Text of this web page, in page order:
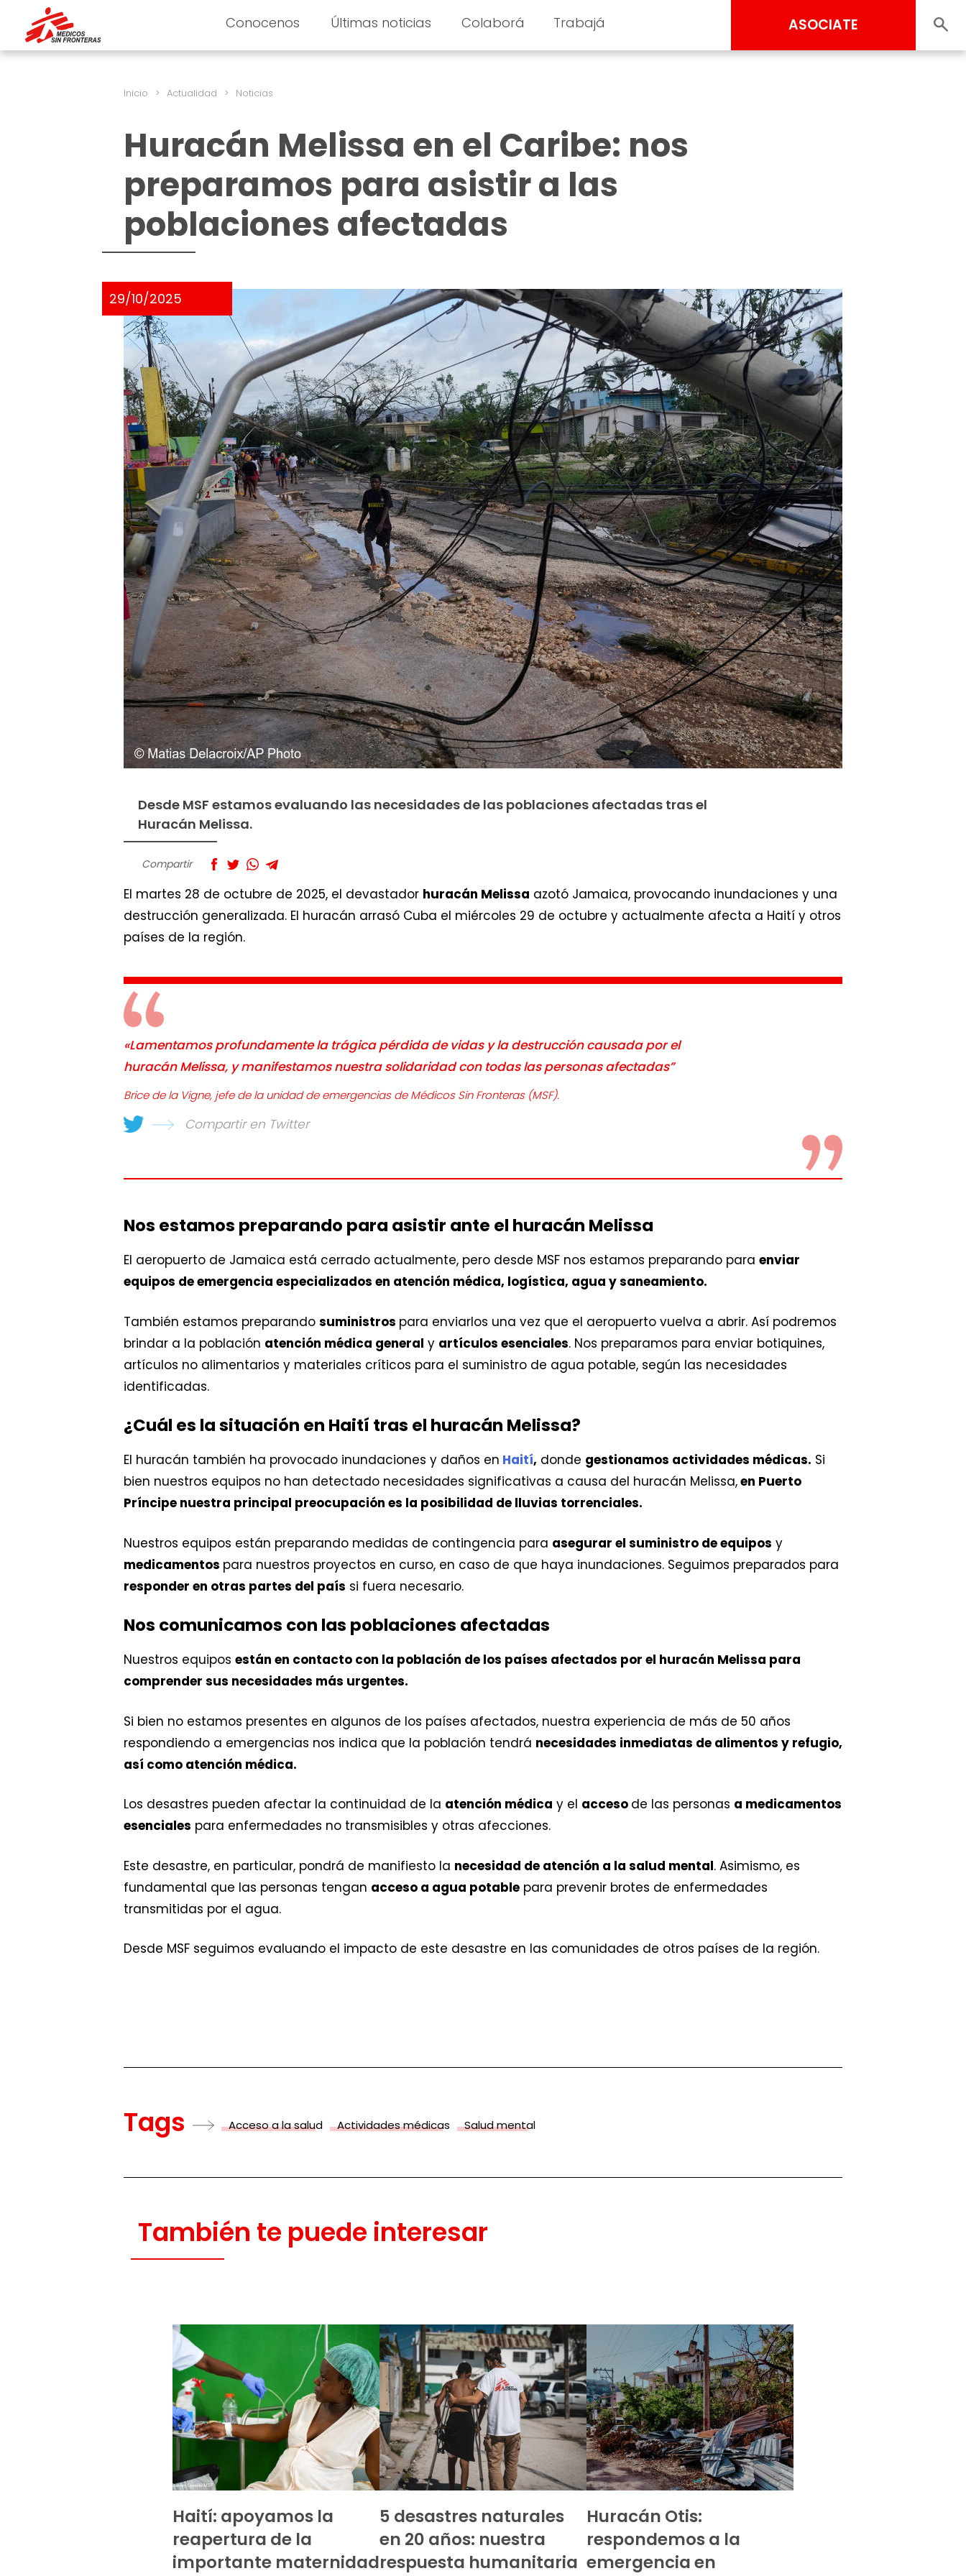
Conocenos Últimas noticias Colaborá Trabajá ASOCIATE
Inicio > Actualidad > Noticias
Huracán Melissa en el Caribe: nos
preparamos para asistir a las
poblaciones afectadas
29/10/2025
Desde MSF estamos evaluando las necesidades de las poblaciones afectadas tras el
Huracán Melissa.
Compartir
El martes 28 de octubre de 2025, el devastador huracán Melissa azotó Jamaica, provocando inundaciones y una
destrucción generalizada. El huracán arrasó Cuba el miércoles 29 de octubre y actualmente afecta a Haití y otros
países de la región.
«Lamentamos profundamente la trágica pérdida de vidas y la destrucción causada por el
huracán Melissa, y manifestamos nuestra solidaridad con todas las personas afectadas”
Brice de la Vigne, jefe de la unidad de emergencias de Médicos Sin Fronteras (MSF).
Compartir en Twitter
Nos estamos preparando para asistir ante el huracán Melissa
El aeropuerto de Jamaica está cerrado actualmente, pero desde MSF nos estamos preparando para enviar
equipos de emergencia especializados en atención médica, logística, agua y saneamiento.
También estamos preparando suministros para enviarlos una vez que el aeropuerto vuelva a abrir. Así podremos
brindar a la población atención médica general y artículos esenciales. Nos preparamos para enviar botiquines,
artículos no alimentarios y materiales críticos para el suministro de agua potable, según las necesidades
identificadas.
¿Cuál es la situación en Haití tras el huracán Melissa?
El huracán también ha provocado inundaciones y daños en Haití, donde gestionamos actividades médicas. Si
bien nuestros equipos no han detectado necesidades significativas a causa del huracán Melissa,en Puerto
Príncipe nuestra principal preocupación es la posibilidad de lluvias torrenciales.
Nuestros equipos están preparando medidas de contingencia para asegurar el suministro de equipos y
medicamentos para nuestros proyectos en curso, en caso de que haya inundaciones. Seguimos preparados para
responder en otras partes del país si fuera necesario.
Nos comunicamos con las poblaciones afectadas
Nuestros equipos están en contacto con la población de los países afectados por el huracán Melissa para
comprender sus necesidades más urgentes.
Si bien no estamos presentes en algunos de los países afectados, nuestra experiencia de más de 50 años
respondiendo a emergencias nos indica que la población tendrá necesidades inmediatas de alimentos y refugio,
así como atención médica.
Los desastres pueden afectar la continuidad de la atención médica y el acceso de las personas a medicamentos
esenciales para enfermedades no transmisibles y otras afecciones.
Este desastre, en particular, pondrá de manifiesto la necesidad de atención a la salud mental. Asimismo, es
fundamental que las personas tengan acceso a agua potable para prevenir brotes de enfermedades
transmitidas por el agua.
Desde MSF seguimos evaluando el impacto de este desastre en las comunidades de otros países de la región.
Tags Acceso a la salud Actividades médicas Salud mental
También te puede interesar
Haití: apoyamos la
reapertura de la
importante maternidad
5 desastres naturales
en 20 años: nuestra
respuesta humanitaria
Huracán Otis:
respondemos a la
emergencia en